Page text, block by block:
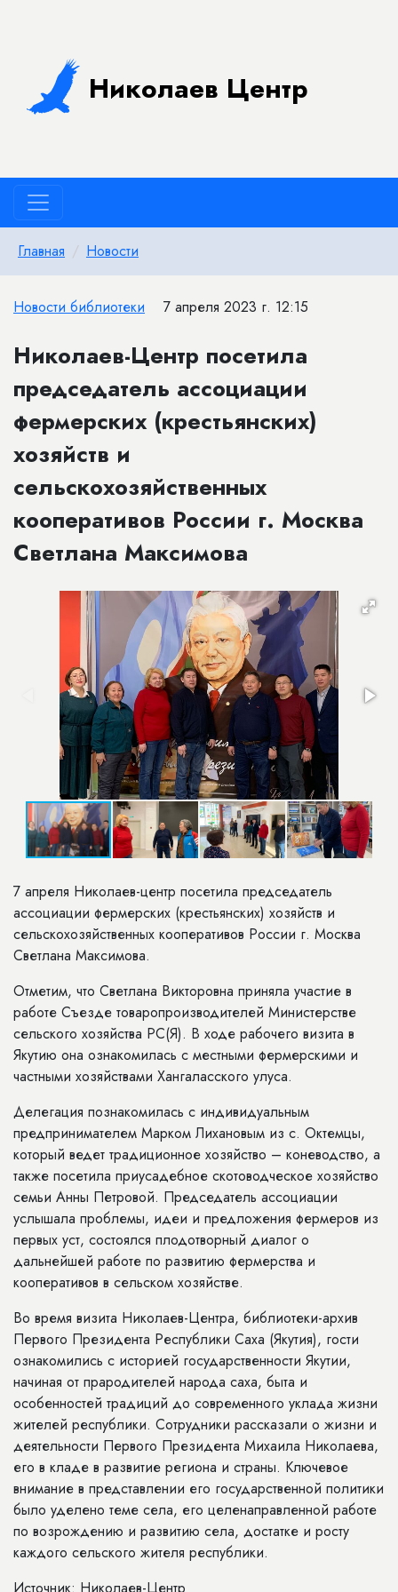
Николаев Центр
Главная Новости
Новости библиотеки 7 апреля 2023 г. 12:15
Николаев-Центр посетила
председатель ассоциации
фермерских (крестьянских)
хозяйств и
сельскохозяйственных
кооперативов России г. Москва
Светлана Максимова
7 апреля Николаев-центр посетила председатель
ассоциации фермерских (крестьянских) хозяйств и
сельскохозяйственных кооперативов России г. Москва
Светлана Максимова.
Отметим, что Светлана Викторовна приняла участие в
работе Съезде товаропроизводителей Министерстве
сельского хозяйства РС(Я). В ходе рабочего визита в
Якутию она ознакомилась с местными фермерскими и
частными хозяйствами Хангаласского улуса.
Делегация познакомилась с индивидуальным
предпринимателем Марком Лихановым из с. Октемцы,
который ведет традиционное хозяйство – коневодство, а
также посетила приусадебное скотоводческое хозяйство
семьи Анны Петровой. Председатель ассоциации
услышала проблемы, идеи и предложения фермеров из
первых уст, состоялся плодотворный диалог о
дальнейшей работе по развитию фермерства и
кооперативов в сельском хозяйстве.
Во время визита Николаев-Центра, библиотеки-архив
Первого Президента Республики Саха (Якутия), гости
ознакомились с историей государственности Якутии,
начиная от прародителей народа саха, быта и
особенностей традиций до современного уклада жизни
жителей республики. Сотрудники рассказали о жизни и
деятельности Первого Президента Михаила Николаева,
его в кладе в развитие региона и страны. Ключевое
внимание в представлении его государственной политики
было уделено теме села, его целенаправленной работе
по возрождению и развитию села, достатке и росту
каждого сельского жителя республики.